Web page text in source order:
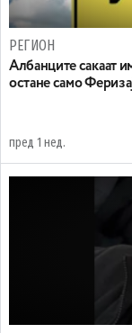
РЕГИОН
Aлбанците сакаат
остане само
пред 1 нед.